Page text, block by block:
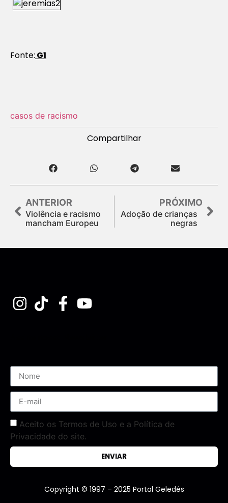
Fonte: G1
casos de racismo
Compartilhar
ANTERIOR
Violência e racismo
mancham Europeu
PRÓXIMO
Adoção de crianças
negras
Aceito os Termos de Uso e a Política de
Privacidade do site.
ENVIAR
Copyright © 1997 – 2025 Portal Geledés